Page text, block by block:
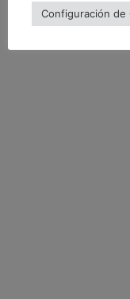
📌 M-Sport contará
esta temporada.
Configuración de